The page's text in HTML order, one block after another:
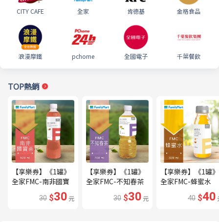
CITY CAFE 全家 肯德基 金格食品
浪漫摩鐵 pchome 全國電子 千葉餐飲
TOP熱銷
【享樂券】《1罐》
全家FMC-南非國寶
30 $30元
【享樂券】《1罐》
全家FMC-不知春茶
30 $30元
【享樂券】《1罐》
全家FMC-蜂蜜水
40 $40